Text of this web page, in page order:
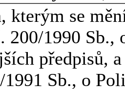
kterým se
200/1990 Sb.,
předpisů,
1991 Sb., o